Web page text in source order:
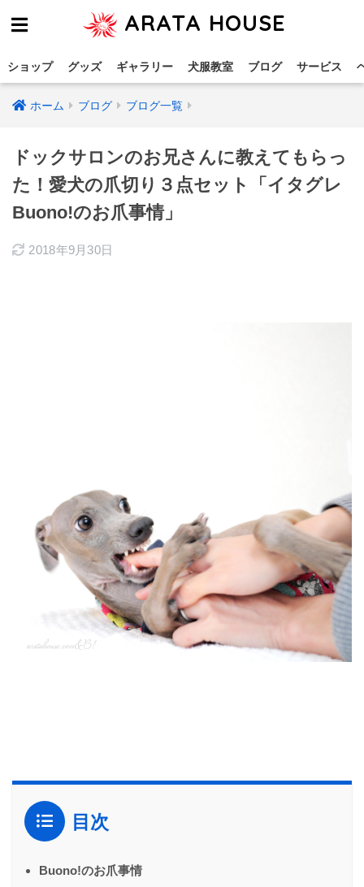
ARATA HOUSE
ショップ グッズ ギャラリー 犬服教室 ブログ サービス
ホーム ブログ ブログ一覧
ドックサロンのお兄さんに教えてもらっ
た！愛犬の爪切り３点セット「イタグレ
Buono!のお爪事情」
2018年9月30日
目次
Buono!のお爪事情